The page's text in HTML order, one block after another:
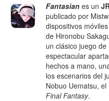
Fantasian es un
publicado por
dispositivos
de Hironobu
un clásico juego
espectacular
hechos a mano,
los escenarios del
Nobuo Uematsu,
Final Fantasy.